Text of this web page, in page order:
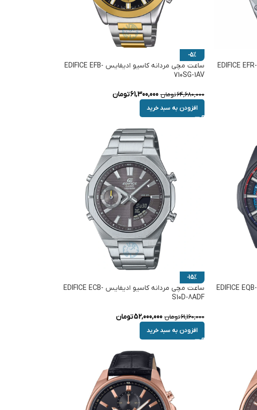
ساعت مچی مردانه کاسیو ادیفایس EDIFICE EFR-
-5%
ساعت مچی مردانه کاسیو ادیفایس EDIFICE EFB-
710SG-1AV
64,680,000تومان 61,300,000تومان
افزودن به سبد خرید
ساعت مچی مردانه کاسیو ادیفایس EDIFICE EQB-
-15%
ساعت مچی مردانه کاسیو ادیفایس EDIFICE ECB-
S10D-8ADF
61,160,000تومان 52,000,000تومان
افزودن به سبد خرید